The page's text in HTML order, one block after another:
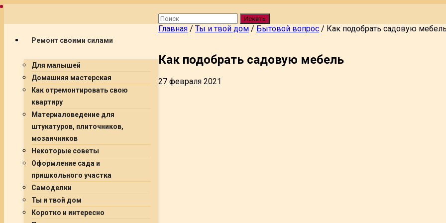
Ремонт своими силами
Для малышей
Домашняя мастерская
Как отремонтировать свою
квартиру
Материаловедение для
штукатуров, плиточников,
мозаичников
Некоторые советы
Оформление сада и
пришкольного участка
Самоделки
Ты и твой дом
Коротко и интересно
Искать
Главная / Ты и твой дом / Бытовой вопрос / Как подобрать садовую
Как подобрать садовую мебель
27 февраля 2021